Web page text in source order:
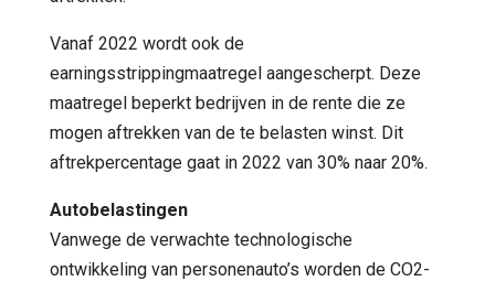
Vanaf 2022 wordt ook de
earningsstrippingmaatregel aangescherpt. Deze
maatregel beperkt bedrijven in de rente die ze
mogen aftrekken van de te belasten winst. Dit
aftrekpercentage gaat in 2022 van 30% naar 20%.
Autobelastingen
Vanwege de verwachte technologische
ontwikkeling van personenauto’s worden de CO2-